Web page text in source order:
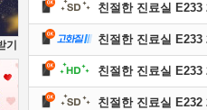
기
친절한 진료실 E233
친절한 진료실 E233
친절한 진료실 E233
친절한 진료실 E232